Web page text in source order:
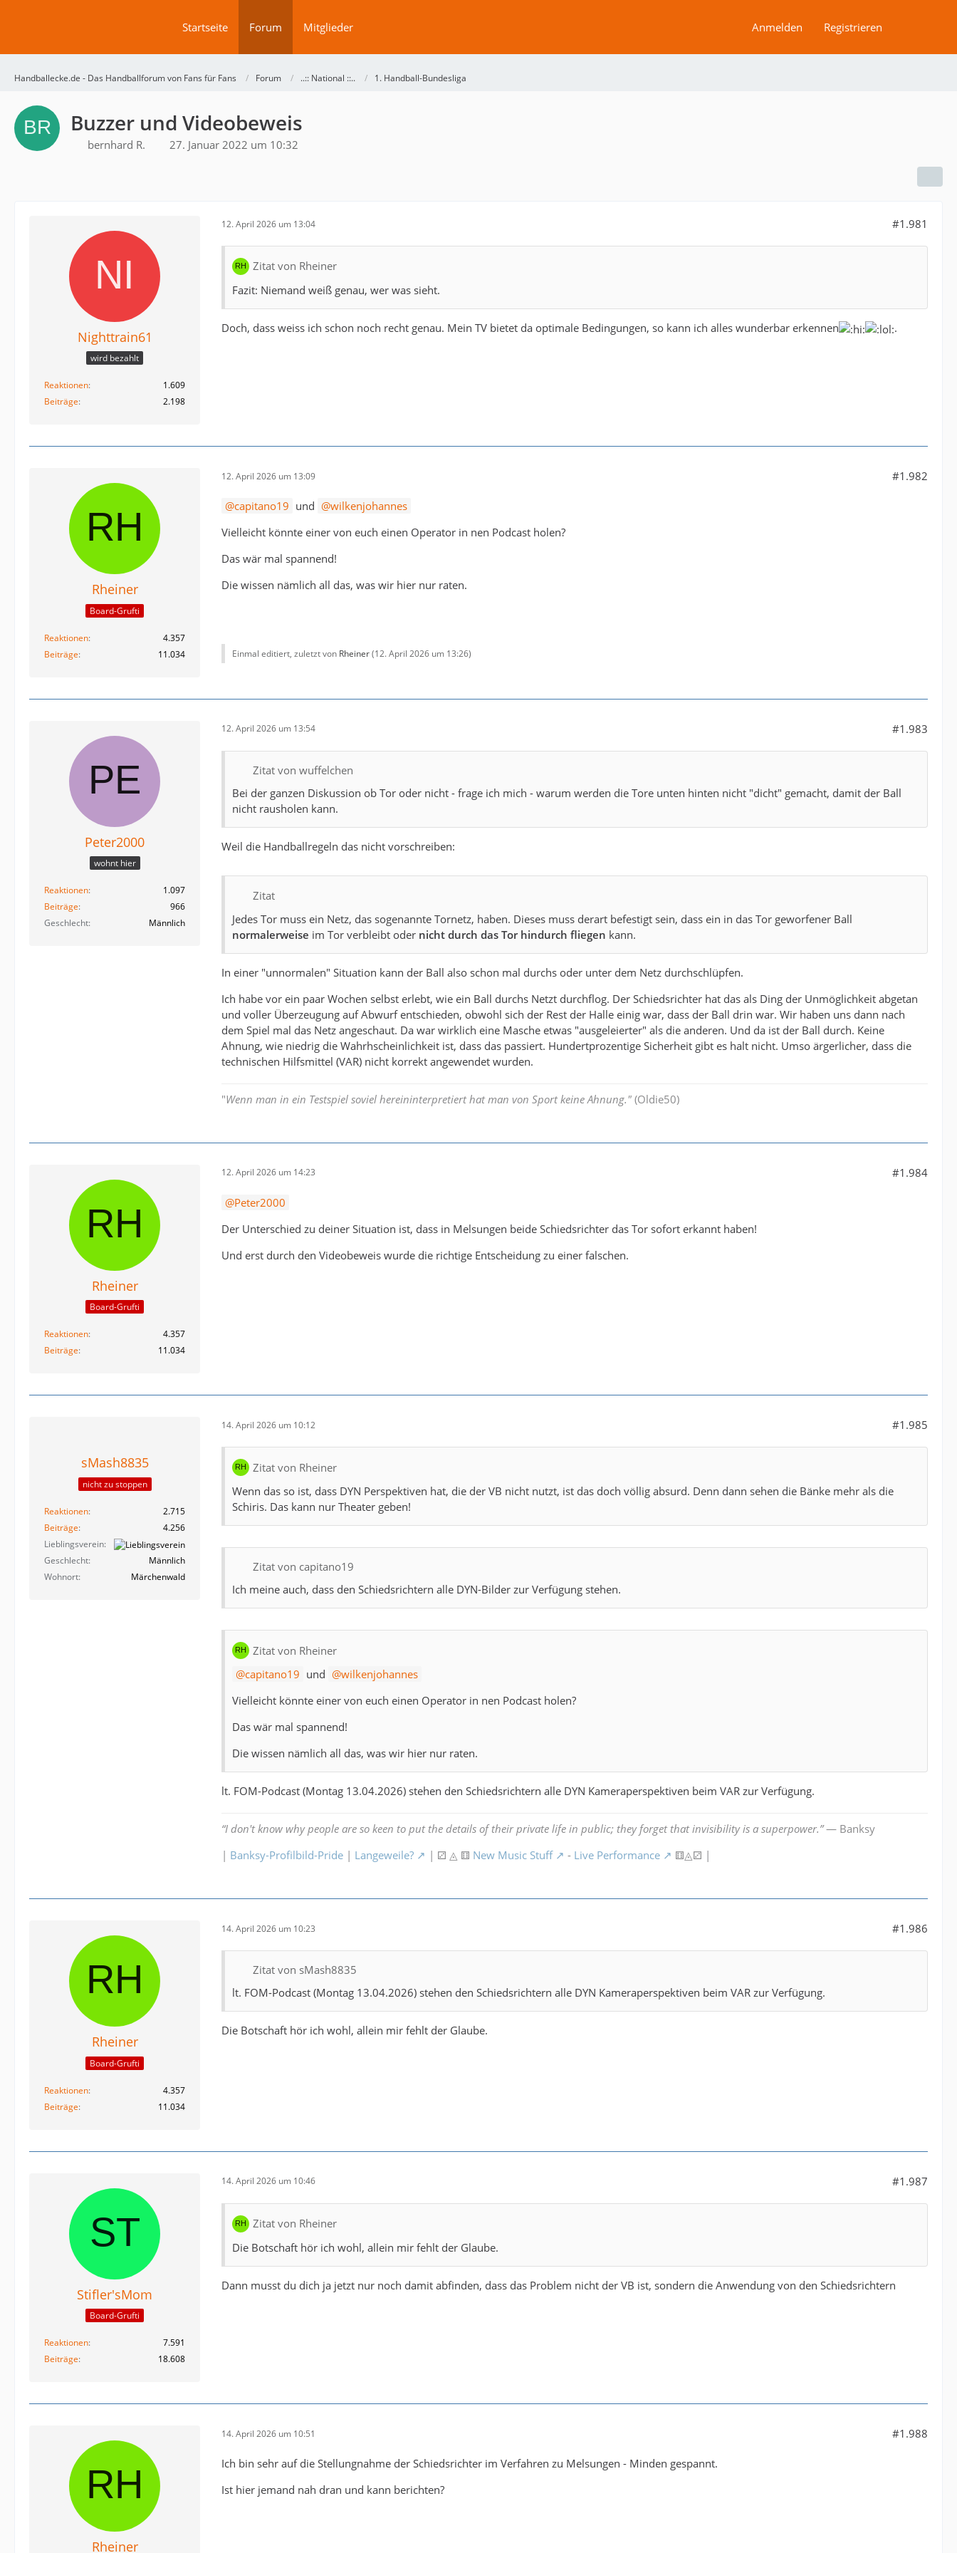
Startseite Forum Mitglieder Anmelden Registrieren
Handballecke.de - Das Handballforum von Fans für Fans Forum ..:: National ::.. 1. Handball-Bundesliga
Buzzer und Videobeweis
bernhard R. 27. Januar 2022 um 10:32
Nighttrain61
wird bezahlt
Reaktionen
1.609
Beiträge
2.198
12. April 2026 um 13:04 #1.981
Zitat von Rheiner
Fazit: Niemand weiß genau, wer was sieht.
Doch, dass weiss ich schon noch recht genau. Mein TV bietet da optimale Bedingungen, so kann ich alles wunderbar erkennen .
Rheiner
Board-Grufti
Reaktionen
4.357
Beiträge
11.034
12. April 2026 um 13:09 #1.982
capitano19 und
wilkenjohannes
Vielleicht könnte einer von euch einen Operator in nen Podcast holen?
Das wär mal spannend!
Die wissen nämlich all das, was wir hier nur raten.
Einmal editiert, zuletzt von Rheiner(12. April 2026 um 13:26)
Peter2000
wohnt hier
Reaktionen
1.097
Beiträge
966
Geschlecht
Männlich
12. April 2026 um 13:54 #1.983
Zitat von wuffelchen
Bei der ganzen Diskussion ob Tor oder nicht - frage ich mich - warum werden die Tore unten hinten nicht "dicht" gemacht, damit der Ball
nicht rausholen kann.
Weil die Handballregeln das nicht vorschreiben:
Zitat
Jedes Tor muss ein Netz, das sogenannte Tornetz, haben. Dieses muss derart befestigt sein, dass ein in das Tor geworfener Ball
normalerweise im Tor verbleibt oder nicht durch das Tor hindurch fliegen kann.
In einer "unnormalen" Situation kann der Ball also schon mal durchs oder unter dem Netz durchschlüpfen.
Ich habe vor ein paar Wochen selbst erlebt, wie ein Ball durchs Netzt durchflog. Der Schiedsrichter hat das als Ding der Unmöglichkeit abgetan
und voller Überzeugung auf Abwurf entschieden, obwohl sich der Rest der Halle einig war, dass der Ball drin war. Wir haben uns dann nach
dem Spiel mal das Netz angeschaut. Da war wirklich eine Masche etwas "ausgeleierter" als die anderen. Und da ist der Ball durch. Keine
Ahnung, wie niedrig die Wahrhscheinlichkeit ist, dass das passiert. Hundertprozentige Sicherheit gibt es halt nicht. Umso ärgerlicher, dass die
technischen Hilfsmittel (VAR) nicht korrekt angewendet wurden.
"Wenn man in ein Testspiel soviel hereininterpretiert hat man von Sport keine Ahnung." (Oldie50)
Rheiner
Board-Grufti
Reaktionen
4.357
Beiträge
11.034
12. April 2026 um 14:23 #1.984
Peter2000
Der Unterschied zu deiner Situation ist, dass in Melsungen beide Schiedsrichter das Tor sofort erkannt haben!
Und erst durch den Videobeweis wurde die richtige Entscheidung zu einer falschen.
sMash8835
nicht zu stoppen
Reaktionen
2.715
Beiträge
4.256
Lieblingsverein
Geschlecht
Männlich
Wohnort
Märchenwald
14. April 2026 um 10:12 #1.985
Zitat von Rheiner
Wenn das so ist, dass DYN Perspektiven hat, die der VB nicht nutzt, ist das doch völlig absurd. Denn dann sehen die Bänke mehr als die
Schiris. Das kann nur Theater geben!
Zitat von capitano19
Ich meine auch, dass den Schiedsrichtern alle DYN-Bilder zur Verfügung stehen.
Zitat von Rheiner
capitano19 und
wilkenjohannes
Vielleicht könnte einer von euch einen Operator in nen Podcast holen?
Das wär mal spannend!
Die wissen nämlich all das, was wir hier nur raten.
lt. FOM-Podcast (Montag 13.04.2026) stehen den Schiedsrichtern alle DYN Kameraperspektiven beim VAR zur Verfügung.
“I don't know why people are so keen to put the details of their private life in public; they forget that invisibility is a superpower.”— Banksy
| Banksy-Profilbild-Pride | Langeweile? | ⚂ ◬ ⚅ New Music Stuff - Live Performance ⚅◬⚂ |
Rheiner
Board-Grufti
Reaktionen
4.357
Beiträge
11.034
14. April 2026 um 10:23 #1.986
Zitat von sMash8835
lt. FOM-Podcast (Montag 13.04.2026) stehen den Schiedsrichtern alle DYN Kameraperspektiven beim VAR zur Verfügung.
Die Botschaft hör ich wohl, allein mir fehlt der Glaube.
Stifler'sMom
Board-Grufti
Reaktionen
7.591
Beiträge
18.608
14. April 2026 um 10:46 #1.987
Zitat von Rheiner
Die Botschaft hör ich wohl, allein mir fehlt der Glaube.
Dann musst du dich ja jetzt nur noch damit abfinden, dass das Problem nicht der VB ist, sondern die Anwendung von den Schiedsrichtern
Rheiner
14. April 2026 um 10:51 #1.988
Ich bin sehr auf die Stellungnahme der Schiedsrichter im Verfahren zu Melsungen - Minden gespannt.
Ist hier jemand nah dran und kann berichten?